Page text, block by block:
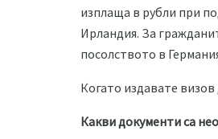
изплаща в рубли при
Ирландия. За
посолството в
Когато издавате
Какви документи са